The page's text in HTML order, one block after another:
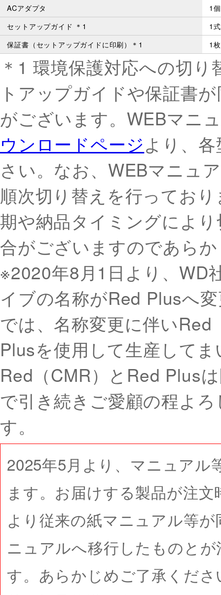
ACアダプタ
1個
セットアップガイド ＊1
1式
保証書（セットアップガイドに印刷）＊1
1枚
＊1 環境保護対応への切
トアップガイドや保証書
がございます。WEBマニ
ウンロードページより、
さい。なお、WEBマニュ
順次切り替えを行ってお
期や納品タイミングによ
合がございますのであら
※2020年8月1日より、WD
イブの名称がRed Plusへ
では、名称変更に伴いRed
Plusを使用して生産して
Red（CMR）とRed Plus
で引き続きご愛顧の程よ
す。
2025年5月より、マニュアル
ます。お届けする製品が注
より従来の紙マニュアル等
ニュアルへ移行したものと
す。あらかじめご了承くだ